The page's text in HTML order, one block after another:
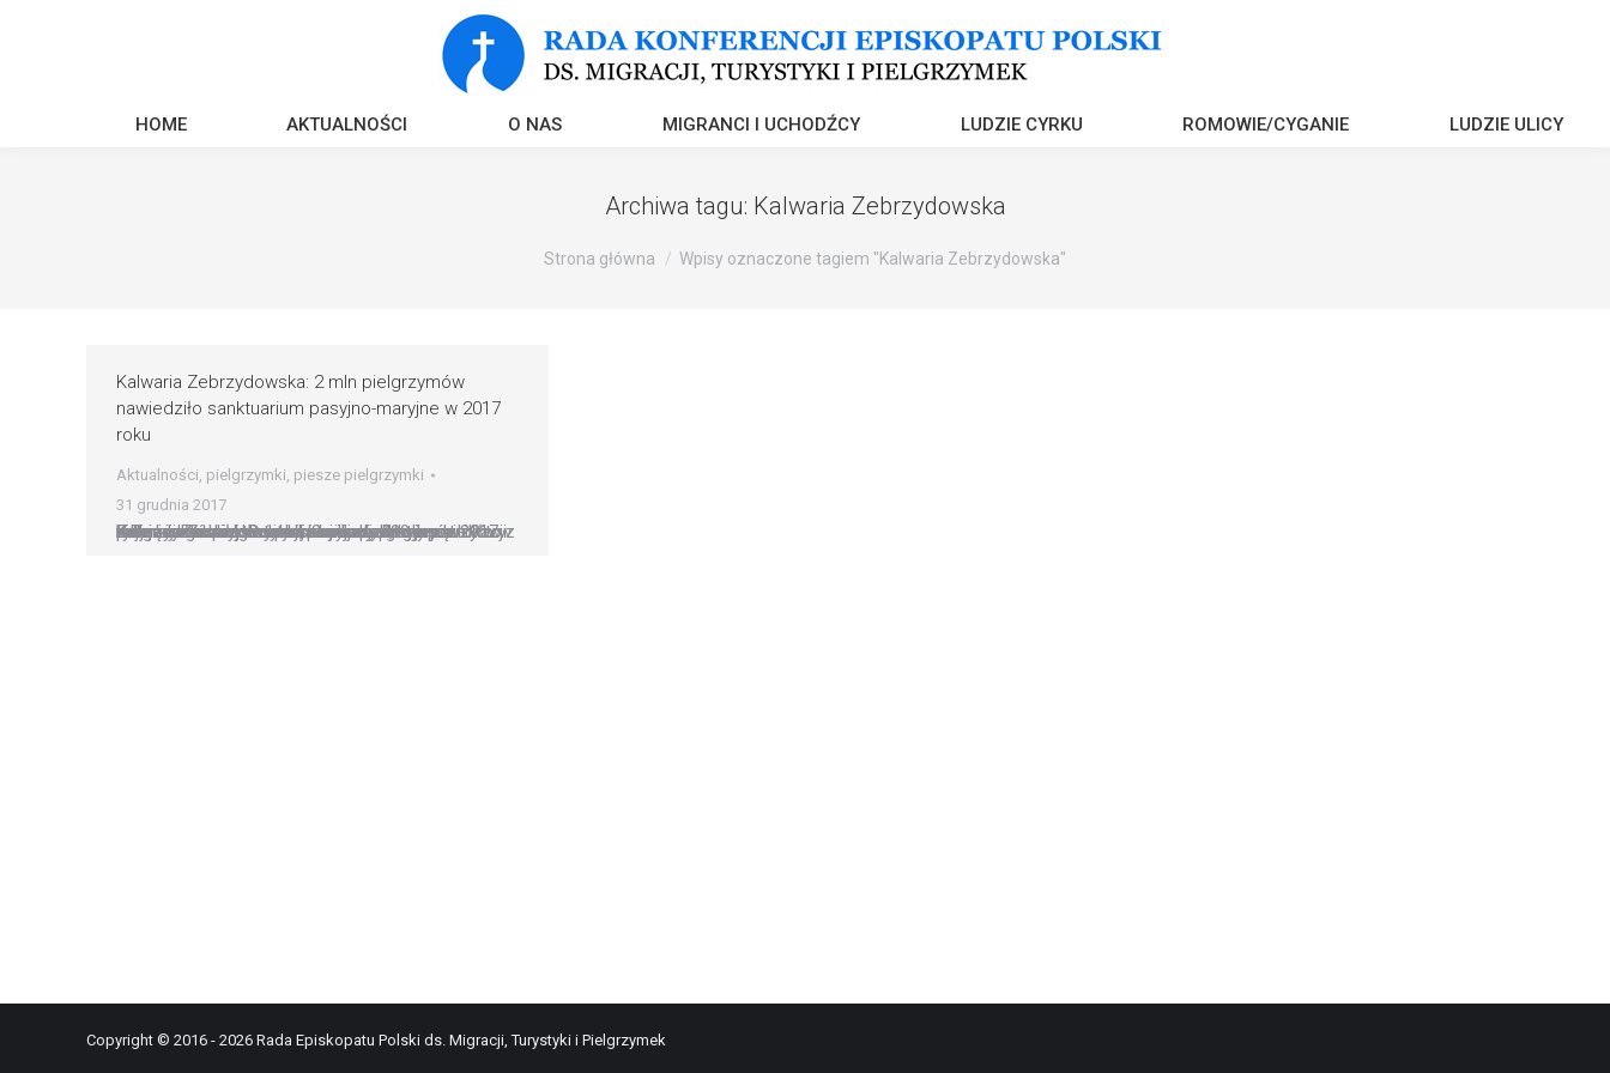
HOME AKTUALNOŚCI O NAS MIGRANCI I UCHODŹCY LUDZIE CYRKU ROMOWIE/CYGANIE LUDZIE ULICY
Archiwa tagu: Kalwaria Zebrzydowska
Strona główna Wpisy oznaczone tagiem "Kalwaria Zebrzydowska"
Kalwaria Zebrzydowska: 2 mln pielgrzymów
nawiedziło sanktuarium pasyjno-maryjne w 2017
roku
Aktualności, pielgrzymki, piesze pielgrzymki
31 grudnia 2017
Kalwaria Zebrzydowska: 2 mln pielgrzymów nawiedziło sanktuarium pasyjno-maryjne w 2017 roku Liczne pielgrzymki, obchody 400-lecia lokacji Kalwarii Zebrzydowskiej i zmiany personalne ? to tylko niektóre z ważnych wydarzeń, którymi żyło w mijającym roku sanktuarium w Kalwarii Zebrzydowskiej. Do polskiej Jerozolimy pielgrzymowało w tym czasie ok. 2 mln pątników z kraju i zagranicy. Do najliczniejszych grup…
Copyright © 2016 - 2026 Rada Episkopatu Polski ds. Migracji, Turystyki i Pielgrzymek